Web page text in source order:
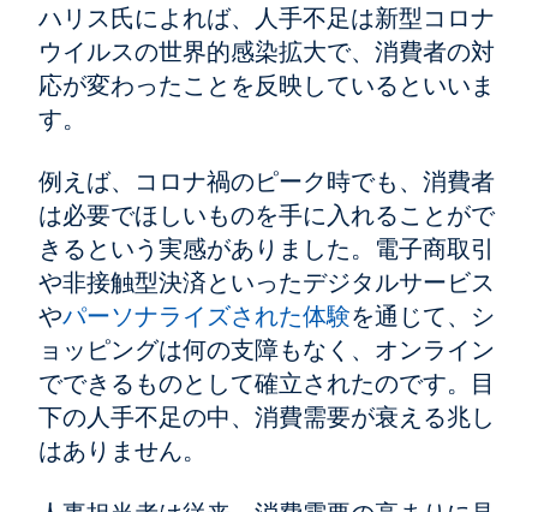
ハリス氏によれば、人手不足は新型コロナ
ウイルスの世界的感染拡大で、消費者の対
応が変わったことを反映しているといいま
す。
例えば、コロナ禍のピーク時でも、消費者
は必要でほしいものを手に入れることがで
きるという実感がありました。電子商取引
や非接触型決済といったデジタルサービス
やパーソナライズされた体験を通じて、シ
ョッピングは何の支障もなく、オンライン
でできるものとして確立されたのです。目
下の人手不足の中、消費需要が衰える兆し
はありません。